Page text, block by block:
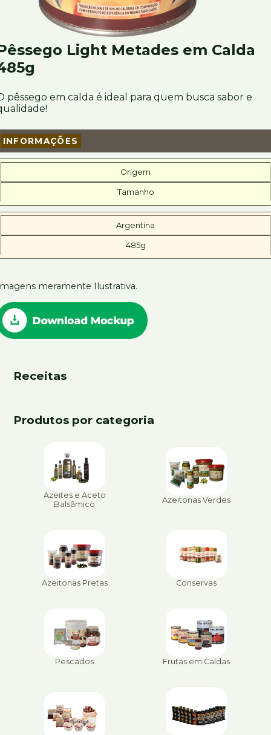
Light Metades em Calda
pêssego em calda é ideal para quem busca sabor e
INFORMAÇÕES
Origem
Tamanho
Argentina
485g
meramente Ilustrativa.
Receitas
Produtos por categoria
Azeites e Aceto
Balsâmico
Azeitonas Verdes
Azeitonas Pretas Conservas
Pescados Frutas em Caldas